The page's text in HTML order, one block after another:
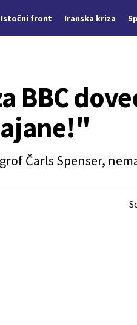
Istočni front Iranska kriza
BBC
Čarls Spenser,